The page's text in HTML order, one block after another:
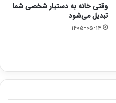
وقتی خانه به دستیار شخصی شما
تبدیل می‌شود
۱۴۰۵-۰۵-۱۴